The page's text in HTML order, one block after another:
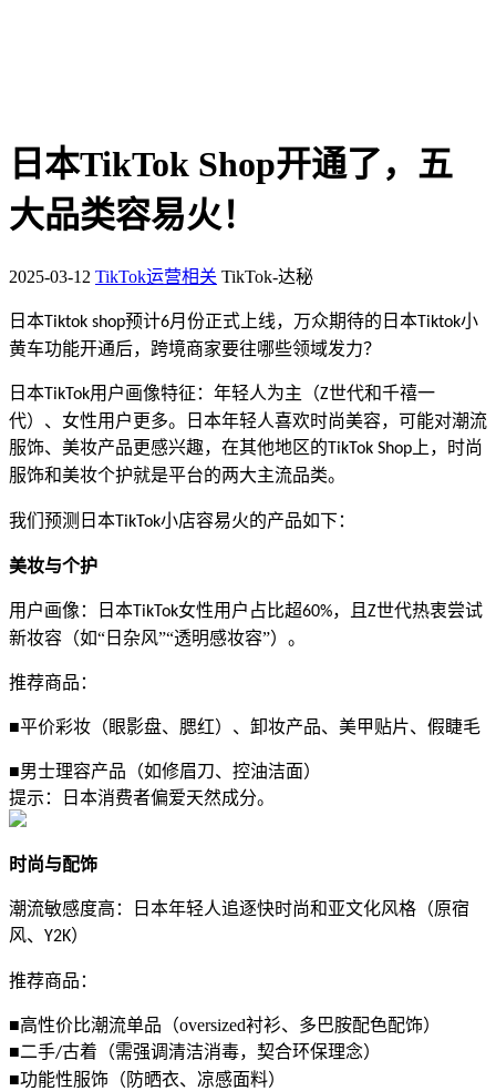
日本TikTok Shop开通了，五
大品类容易火！
2025-03-12 TikTok运营相关 TikTok-达秘
日本Tiktok shop预计6月份正式上线，万众期待的日本Tiktok小
黄车功能开通后，跨境商家要往哪些领域发力？
日本TikTok用户画像特征：年轻人为主（Z世代和千禧一
代）、女性用户更多。日本年轻人喜欢时尚美容，可能对潮流
服饰、美妆产品更感兴趣，在其他地区的TikTok Shop上，时尚
服饰和美妆个护就是平台的两大主流品类。
我们预测日本TikTok小店容易火的产品如下：
美妆与个护
用户画像：日本TikTok女性用户占比超60%，且 Z世代热衷尝试
新妆容（如“日杂风”“透明感妆容”）。
推荐商品：
■平价彩妆（眼影盘、腮红）、卸妆产品、美甲贴片、假睫毛
■男士理容产品（如修眉刀、控油洁面）
提示 ：日本消费者偏爱天然成分。
时尚与配饰
潮流敏感度高：日本年轻人追逐快时尚和亚文化风格（原宿
风、 Y2K）
推荐商品：
■高性价比潮流单品（oversized衬衫、多巴胺配色配饰）
■二手/古着（需强调清洁消毒，契合环保理念）
■功能性服饰 （防晒衣、凉感面料）